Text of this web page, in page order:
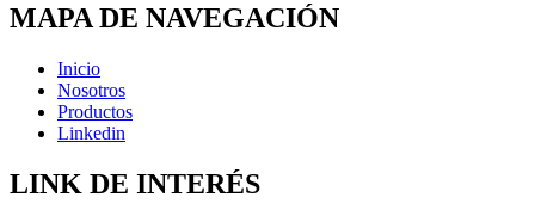
MAPA DE NAVEGACIÓN
Inicio
Nosotros
Productos
Linkedin
LINK DE INTERÉS